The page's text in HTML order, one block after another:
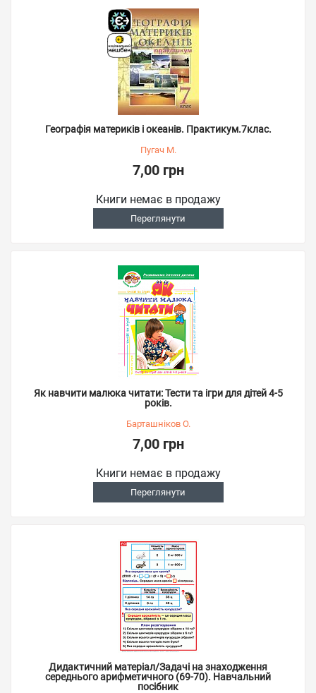
Географія материків і океанів. Практикум.7клас.
Пугач М.
7,00 грн
Книги немає в продажу
Переглянути
Як навчити малюка читати: Тести та ігри для дітей 4-5
років.
Барташніков О.
7,00 грн
Книги немає в продажу
Переглянути
Дидактичний матеріал/Задачі на знаходження
середнього арифметичного (69-70). Навчальний
посібник